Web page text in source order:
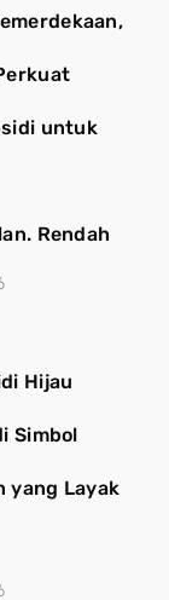
untuk
Rendah
Hijau
Simbol
yang Layak